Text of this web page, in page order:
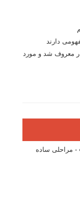
دارند
معروف شد و مورد
مراحلی ساده